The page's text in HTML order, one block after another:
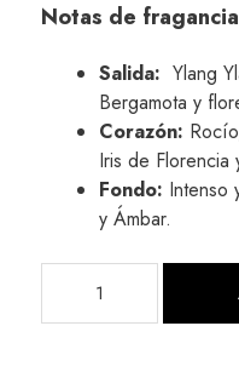
Notas de fragancia
Salida: Ylang
Bergamota y
Corazón:
Iris de Florencia
Fondo: Intenso
y Ámbar.